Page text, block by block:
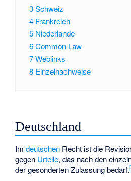
3Schweiz
4 Frankreich
5 Niederlande
6Common Law
7Weblinks
8 Einzelnachweise
Deutschland
Imdeutschen Recht ist die
gegen Urteile, das nach den
der gesonderten Zulassung bedarf.[